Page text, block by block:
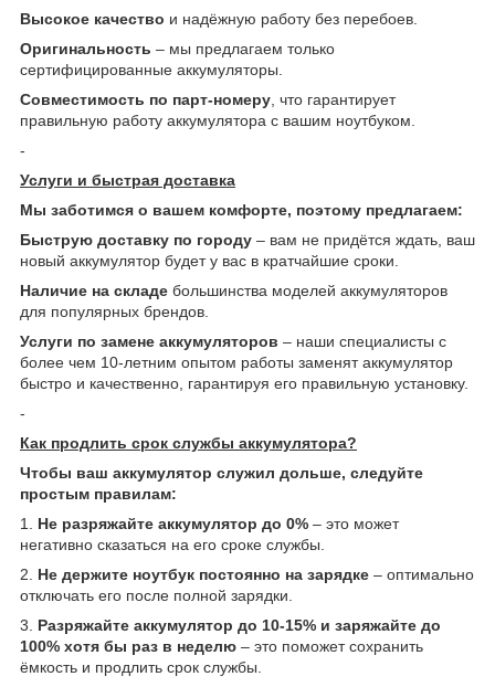
Высокое качество и надёжную работу без перебоев.
Оригинальность – мы предлагаем только
сертифицированные аккумуляторы.
Совместимость по парт-номеру, что гарантирует
правильную работу аккумулятора с вашим ноутбуком.
-
Услуги и быстрая доставка
Мы заботимся о вашем комфорте, поэтому предлагаем:
Быструю доставку по городу – вам не придётся ждать, ваш
новый аккумулятор будет у вас в кратчайшие сроки.
Наличие на складе большинства моделей аккумуляторов
для популярных брендов.
Услуги по замене аккумуляторов – наши специалисты с
более чем 10-летним опытом работы заменят аккумулятор
быстро и качественно, гарантируя его правильную установку.
-
Как продлить срок службы аккумулятора?
Чтобы ваш аккумулятор служил дольше, следуйте
простым правилам:
1. Не разряжайте аккумулятор до 0% – это может
негативно сказаться на его сроке службы.
2. Не держите ноутбук постоянно на зарядке – оптимально
отключать его после полной зарядки.
3. Разряжайте аккумулятор до 10-15% и заряжайте до
100% хотя бы раз в неделю – это поможет сохранить
ёмкость и продлить срок службы.